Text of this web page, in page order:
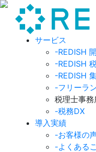
サービス
-REDISH
-REDISH
-REDISH
-フリーラ
税理士事務
-税務DX
導入実績
-お客様の
-よくある